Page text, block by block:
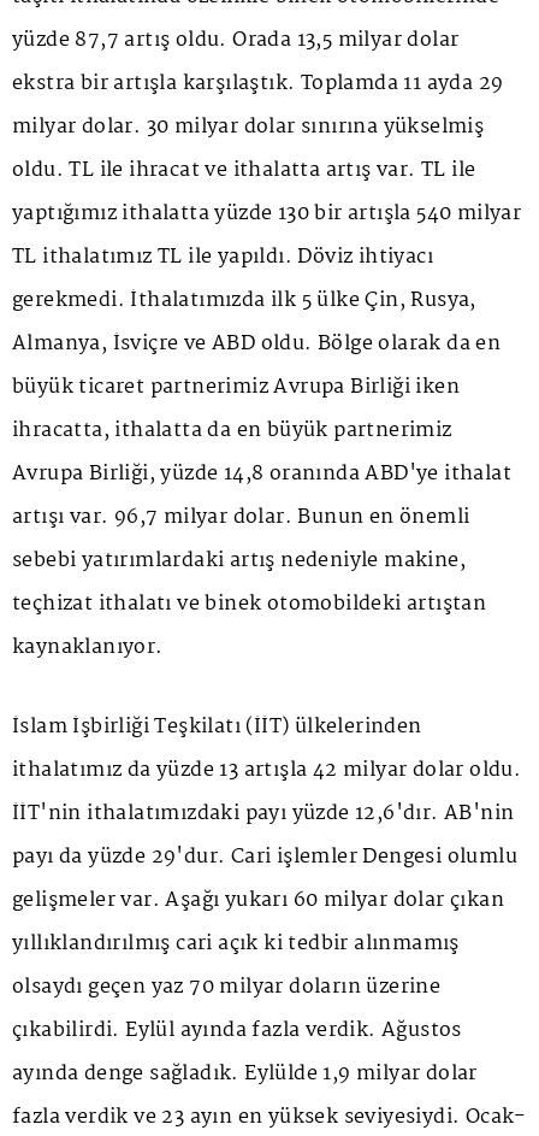
yüzde 87,7 artış oldu. Orada 13,5 milyar dolar
ekstra bir artışla karşılaştık. Toplamda 11 ayda 29
milyar dolar. 30 milyar dolar sınırına yükselmiş
oldu. TL ile ihracat ve ithalatta artış var. TL ile
yaptığımız ithalatta yüzde 130 bir artışla 540 milyar
TL ithalatımız TL ile yapıldı. Döviz ihtiyacı
gerekmedi. İthalatımızda ilk 5 ülke Çin, Rusya,
Almanya, İsviçre ve ABD oldu. Bölge olarak da en
büyük ticaret partnerimiz Avrupa Birliği iken
ihracatta, ithalatta da en büyük partnerimiz
Avrupa Birliği, yüzde 14,8 oranında ABD'ye ithalat
artışı var. 96,7 milyar dolar. Bunun en önemli
sebebi yatırımlardaki artış nedeniyle makine,
teçhizat ithalatı ve binek otomobildeki artıştan
kaynaklanıyor.
İslam İşbirliği Teşkilatı (İİT) ülkelerinden
ithalatımız da yüzde 13 artışla 42 milyar dolar oldu.
İİT'nin ithalatımızdaki payı yüzde 12,6'dır. AB'nin
payı da yüzde 29'dur. Cari işlemler Dengesi olumlu
gelişmeler var. Aşağı yukarı 60 milyar dolar çıkan
yıllıklandırılmış cari açık ki tedbir alınmamış
olsaydı geçen yaz 70 milyar doların üzerine
çıkabilirdi. Eylül ayında fazla verdik. Ağustos
ayında denge sağladık. Eylülde 1,9 milyar dolar
fazla verdik ve 23 ayın en yüksek seviyesiydi. Ocak-